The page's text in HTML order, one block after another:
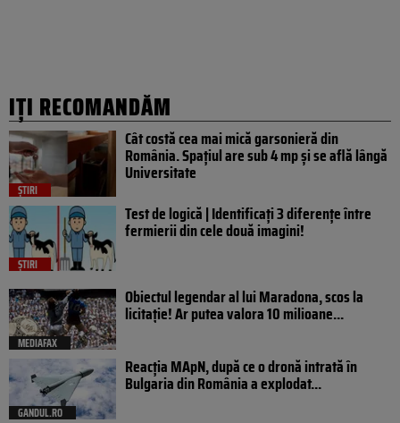
IȚI RECOMANDĂM
ȘTIRI
Cât costă cea mai mică garsonieră din
România. Spațiul are sub 4 mp și se află lângă
Universitate
ȘTIRI
Test de logică | Identificați 3 diferențe între
fermierii din cele două imagini!
MEDIAFAX
Obiectul legendar al lui Maradona, scos la
licitație! Ar putea valora 10 milioane...
GANDUL.RO
Reacția MApN, după ce o dronă intrată în
Bulgaria din România a explodat...